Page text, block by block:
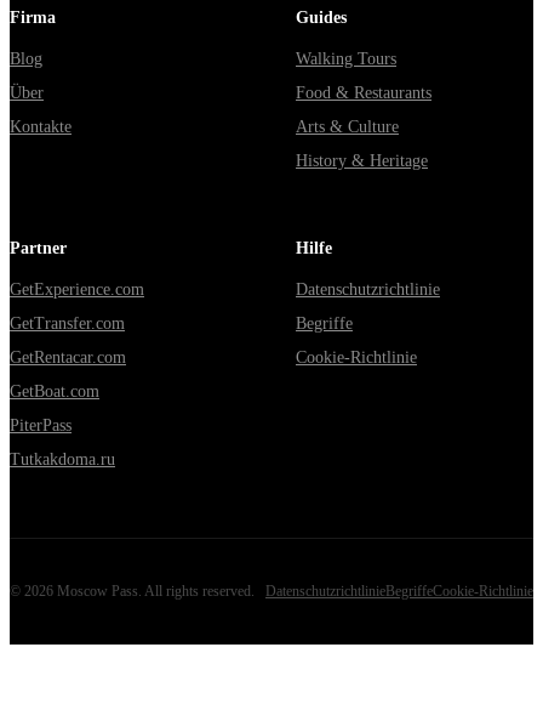
Firma
Blog
Über
Kontakte
Guides
Walking Tours
Food & Restaurants
Arts & Culture
History & Heritage
Partner
GetExperience.com
GetTransfer.com
GetRentacar.com
GetBoat.com
PiterPass
Tutkakdoma.ru
Hilfe
Datenschutzrichtlinie
Begriffe
Cookie-Richtlinie
© 2026 Moscow Pass . All rights reserved. DatenschutzrichtlinieBegriffeCookie-Richtlinie